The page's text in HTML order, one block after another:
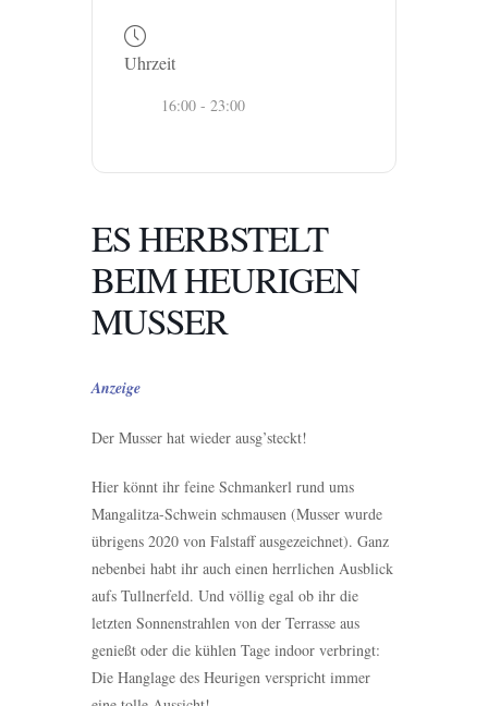
Uhrzeit
16:00 - 23:00
ES HERBSTELT
BEIM HEURIGEN
MUSSER
Anzeige
Der Musser hat wieder ausg’steckt!
Hier könnt ihr feine Schmankerl rund ums
Mangalitza-Schwein schmausen (Musser wurde
übrigens 2020 von Falstaff ausgezeichnet). Ganz
nebenbei habt ihr auch einen herrlichen Ausblick
aufs Tullnerfeld. Und völlig egal ob ihr die
letzten Sonnenstrahlen von der Terrasse aus
genießt oder die kühlen Tage indoor verbringt:
Die Hanglage des Heurigen verspricht immer